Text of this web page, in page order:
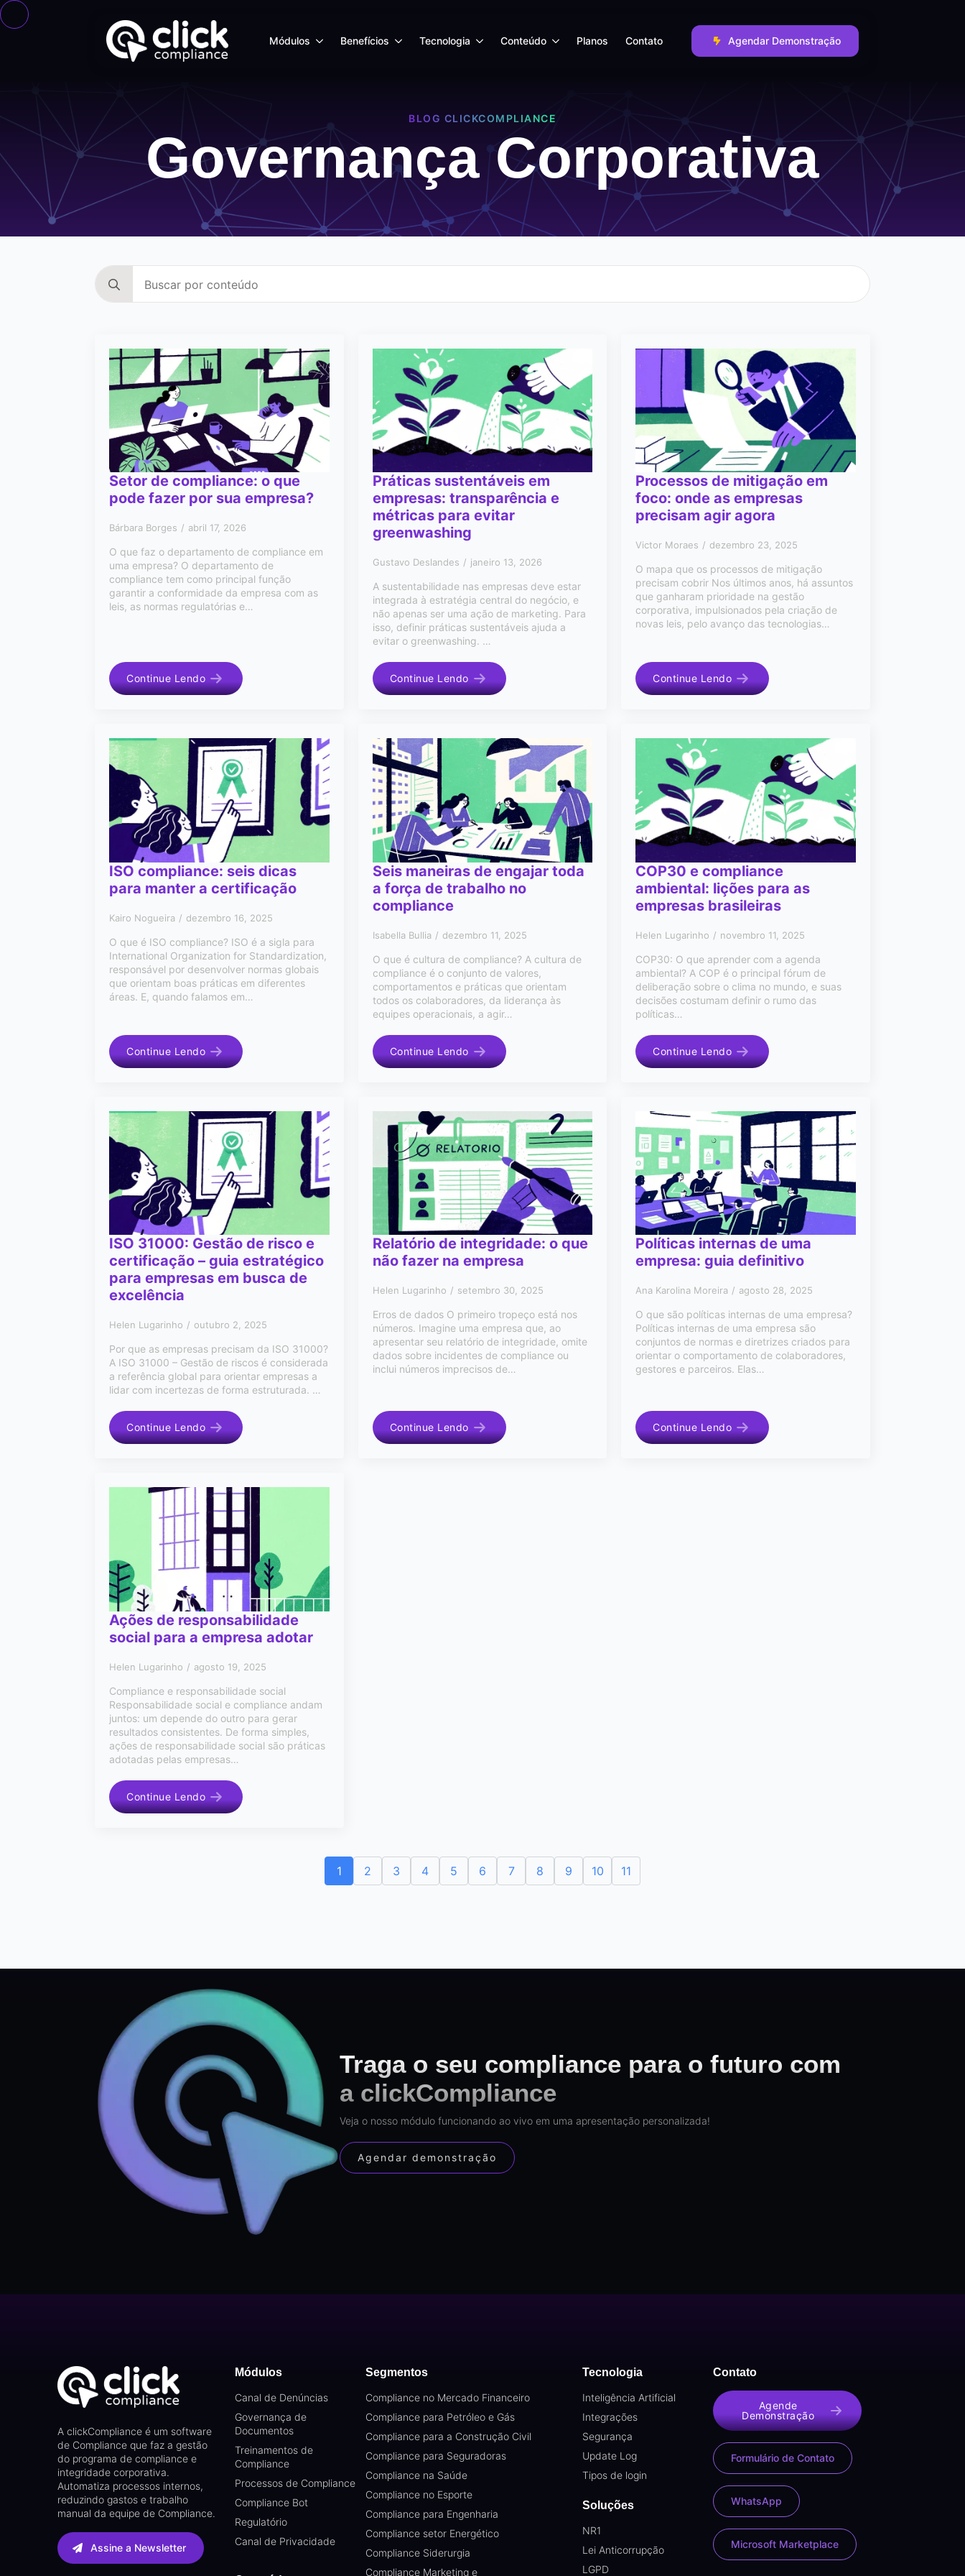
Módulos Benefícios Tecnologia Conteúdo Planos Contato Agendar Demonstração
BLOG CLICKCOMPLIANCE
Governança Corporativa
for:
Setor de compliance: o que
pode fazer por sua empresa?
Bárbara Borges abril 17, 2026
O que faz o departamento de compliance em
uma empresa? O departamento de
compliance tem como principal função
garantir a conformidade da empresa com as
leis, as normas regulatórias e…
Continue Lendo
Práticas sustentáveis em
empresas: transparência e
métricas para evitar
greenwashing
Gustavo Deslandes janeiro 13, 2026
A sustentabilidade nas empresas deve estar
integrada à estratégia central do negócio, e
não apenas ser uma ação de marketing. Para
isso, definir práticas sustentáveis ajuda a
evitar o greenwashing. …
Continue Lendo
Processos de mitigação em
foco: onde as empresas
precisam agir agora
Victor Moraes dezembro 23, 2025
O mapa que os processos de mitigação
precisam cobrir Nos últimos anos, há assuntos
que ganharam prioridade na gestão
corporativa, impulsionados pela criação de
novas leis, pelo avanço das tecnologias…
Continue Lendo
ISO compliance: seis dicas
para manter a certificação
Kairo Nogueira dezembro 16, 2025
O que é ISO compliance? ISO é a sigla para
International Organization for Standardization,
responsável por desenvolver normas globais
que orientam boas práticas em diferentes
áreas. E, quando falamos em…
Continue Lendo
Seis maneiras de engajar toda
a força de trabalho no
compliance
Isabella Bullia dezembro 11, 2025
O que é cultura de compliance? A cultura de
compliance é o conjunto de valores,
comportamentos e práticas que orientam
todos os colaboradores, da liderança às
equipes operacionais, a agir…
Continue Lendo
COP30 e compliance
ambiental: lições para as
empresas brasileiras
Helen Lugarinho novembro 11, 2025
COP30: O que aprender com a agenda
ambiental? A COP é o principal fórum de
deliberação sobre o clima no mundo, e suas
decisões costumam definir o rumo das
políticas…
Continue Lendo
ISO 31000: Gestão de risco e
certificação – guia estratégico
para empresas em busca de
excelência
Helen Lugarinho outubro 2, 2025
Por que as empresas precisam da ISO 31000?
A ISO 31000 – Gestão de riscos é considerada
a referência global para orientar empresas a
lidar com incertezas de forma estruturada. …
Continue Lendo
Relatório de integridade: o que
não fazer na empresa
Helen Lugarinho setembro 30, 2025
Erros de dados O primeiro tropeço está nos
números. Imagine uma empresa que, ao
apresentar seu relatório de integridade, omite
dados sobre incidentes de compliance ou
inclui números imprecisos de…
Continue Lendo
Políticas internas de uma
empresa: guia definitivo
Ana Karolina Moreira agosto 28, 2025
O que são políticas internas de uma empresa?
Políticas internas de uma empresa são
conjuntos de normas e diretrizes criados para
orientar o comportamento de colaboradores,
gestores e parceiros. Elas…
Continue Lendo
Ações de responsabilidade
social para a empresa adotar
Helen Lugarinho agosto 19, 2025
Compliance e responsabilidade social
Responsabilidade social e compliance andam
juntos: um depende do outro para gerar
resultados consistentes. De forma simples,
ações de responsabilidade social são práticas
adotadas pelas empresas…
Continue Lendo
1 2 3 4 5 6 7 8 9 10 11
Traga o seu compliance para o futuro com
a clickCompliance
Veja o nosso módulo funcionando ao vivo em uma apresentação personalizada!
Agendar demonstração
A clickCompliance é um software
de Compliance que faz a gestão
do programa de compliance e
integridade corporativa.
Automatiza processos internos,
reduzindo gastos e trabalho
manual da equipe de Compliance.
Assine a Newsletter
Módulos
Canal de Denúncias
Governança de
Documentos
Treinamentos de
Compliance
Processos de Compliance
Compliance Bot
Regulatório
Canal de Privacidade
Segmentos
Compliance no Mercado Financeiro
Compliance para Petróleo e Gás
Compliance para a Construção Civil
Compliance para Seguradoras
Compliance na Saúde
Compliance no Esporte
Compliance para Engenharia
Compliance setor Energético
Compliance Siderurgia
Compliance Marketing e
Tecnologia
Inteligência Artificial
Integrações
Segurança
Update Log
Tipos de login
Soluções
NR1
Lei Anticorrupção
LGPD
Contato
Agende
Demonstração
Formulário de Contato
WhatsApp
Microsoft Marketplace